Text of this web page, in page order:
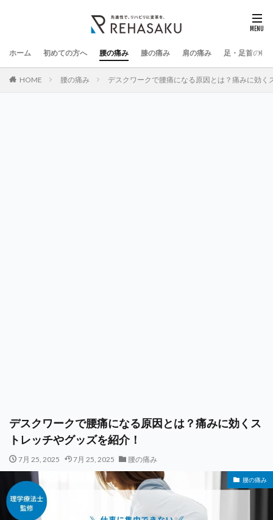
ホーム 初めての方へ 腰の痛み 膝の痛み 肩の痛み 足・足首の痛
HOME 腰の痛み デスクワークで腰痛になる原因とは？痛みに効く
デスクワークで腰痛になる原因とは？痛みに効くス
トレッチやグッズを紹介！
7月 25, 2025 7月 25, 2025 腰の痛み
腰の痛み